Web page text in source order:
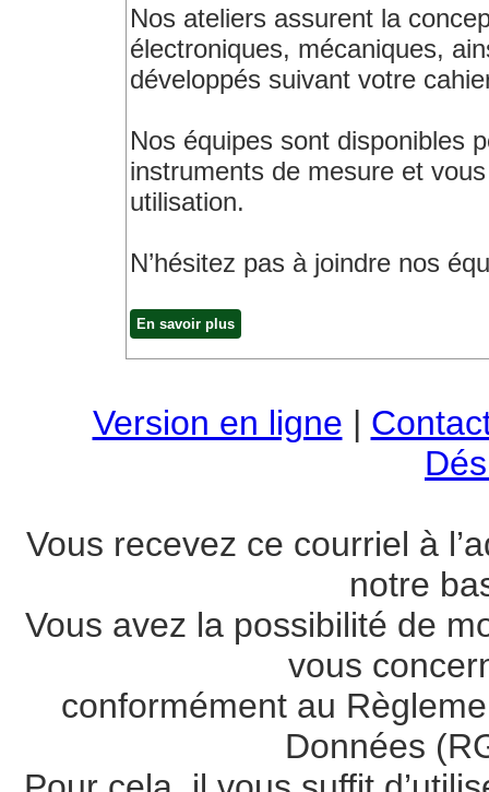
Nos ateliers assurent la
électroniques, mécaniques,
développés suivant votre
Nos équipes sont disponibles
instruments de mesure et
utilisation.
N’hésitez pas à joindre nos
En savoir plus
Version en ligne |
Vous recevez ce courriel à
notre
Vous avez la possibilité de
vous
conformément au
Données